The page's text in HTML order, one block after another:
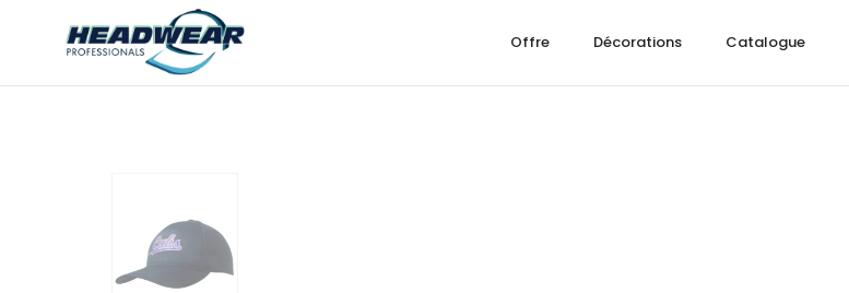
Offre Décorations Catalogue